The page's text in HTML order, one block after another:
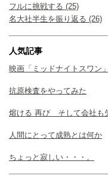
フルに挑戦する (25)
名大社半生を振り返る (26)
人気記事
映画「ミッドナイトスワン」
抗原検査をやってみた
熔ける 再び そして会社も
人間にとって成熟とは何か
ちょっと寂しい・・・。